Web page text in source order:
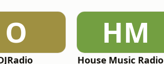
O HM
House Music Radio